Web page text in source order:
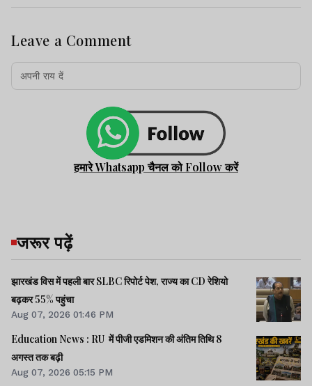
Leave a Comment
हमारे Whatsapp चैनल को Follow करें
जरूर पढ़ें
झारखंड विस में पहली बार SLBC रिपोर्ट पेश, राज्य का CD रेशियो
बढ़कर 55% पहुंचा
Aug 07, 2026 01:46 PM
Education News : RU में पीजी एडमिशन की अंतिम तिथि 8
अगस्त तक बढ़ी
Aug 07, 2026 05:15 PM